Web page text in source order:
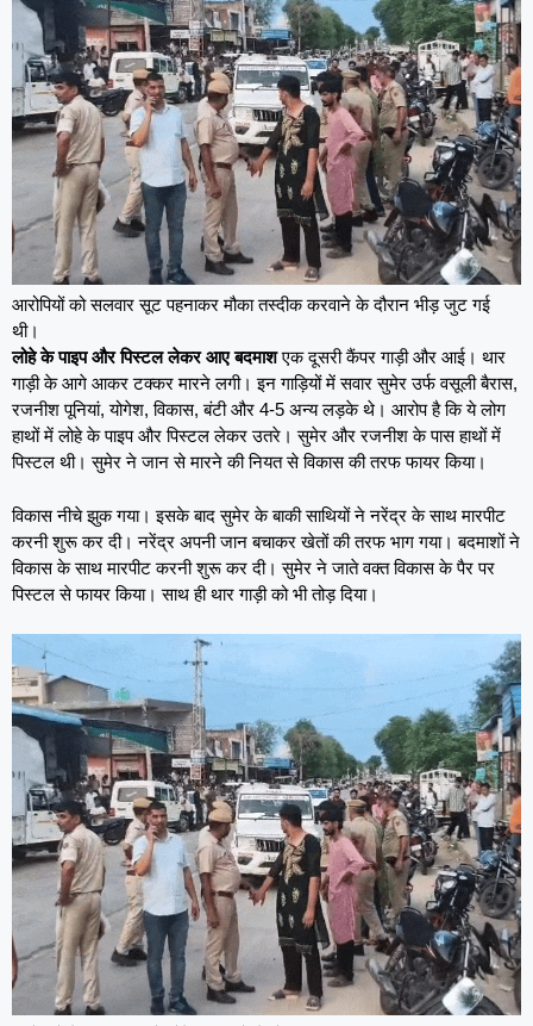
आरोपियों को सलवार सूट पहनाकर मौका तस्दीक करवाने के दौरान भीड़ जुट गई
थी।
लोहे के पाइप और पिस्टल लेकर आए बदमाशएक दूसरी कैंपर गाड़ी और आई। थार
गाड़ी के आगे आकर टक्कर मारने लगी। इन गाड़ियों में सवार सुमेर उर्फ वसूली बैरास,
रजनीश पूनियां, योगेश, विकास, बंटी और 4-5 अन्य लड़के थे। आरोप है कि ये लोग
हाथों में लोहे के पाइप और पिस्टल लेकर उतरे। सुमेर और रजनीश के पास हाथों में
पिस्टल थी। सुमेर ने जान से मारने की नियत से विकास की तरफ फायर किया।
विकास नीचे झुक गया। इसके बाद सुमेर के बाकी साथियों ने नरेंद्र के साथ मारपीट
करनी शुरू कर दी। नरेंद्र अपनी जान बचाकर खेतों की तरफ भाग गया। बदमाशों ने
विकास के साथ मारपीट करनी शुरू कर दी। सुमेर ने जाते वक्त विकास के पैर पर
पिस्टल से फायर किया। साथ ही थार गाड़ी को भी तोड़ दिया।